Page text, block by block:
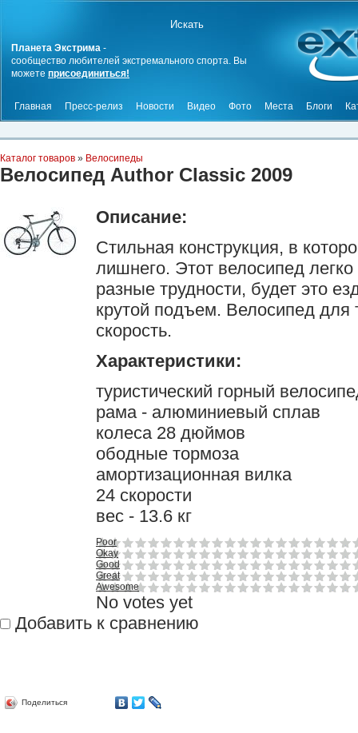
Планета Экстрима -
сообщество любителей экстремального спорта. Вы
можете присоединиться!
Главная Пресс-релиз Новости Видео Фото Места Блоги
Каталог товаров » Велосипеды
Велосипед Author Classic 2009
Описание:
Стильная конструкция, в
лишнего. Этот велосипед
разные трудности, будет это
крутой подъем. Велосипед для
скорость.
Характеристики:
туристический горный
рама - алюминиевый сплав
колеса 28 дюймов
ободные тормоза
амортизационная вилка
24 скорости
вес - 13.6 кг
Poor
Okay
Good
Great
Awesome
No votes yet
Добавить к сравнению
Поделиться